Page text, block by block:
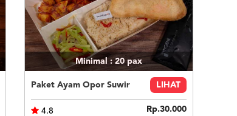
Minimal : 20pax
Paket Ayam Opor Suwir LIHAT
4.8 Rp.30.000